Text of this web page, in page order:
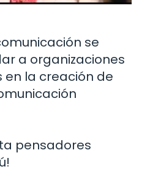
se
a organizaciones
en la creación de
pensadores